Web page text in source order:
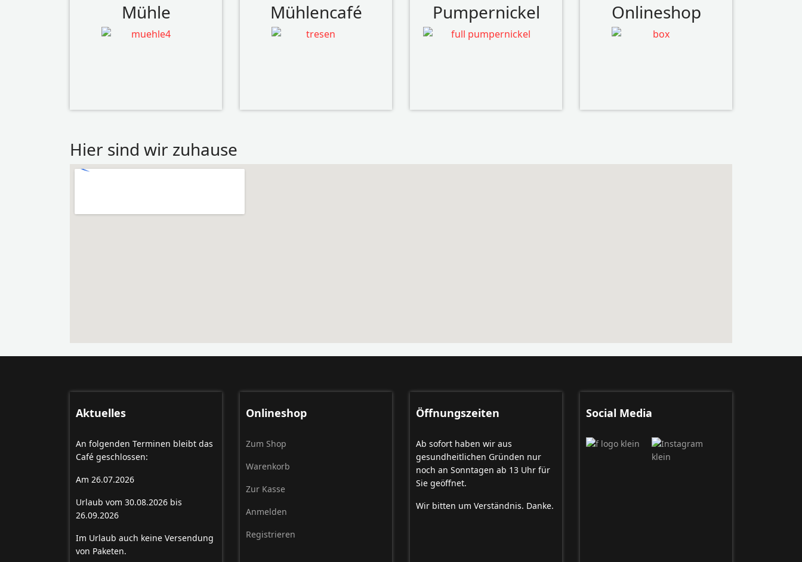
Mühle Mühlencafé Pumpernickel Onlineshop
Hier sind wir zuhause
Aktuelles
An folgenden Terminen bleibt das
Café geschlossen:
Am 26.07.2026
Urlaub vom 30.08.2026 bis
26.09.2026
Im Urlaub auch keine Versendung
von Paketen.
Onlineshop
Zum Shop
Warenkorb
Zur Kasse
Anmelden
Registrieren
Öffnungszeiten
Ab sofort haben wir aus
gesundheitlichen Gründen nur
noch an Sonntagen ab 13 Uhr für
Sie geöffnet.
Wir bitten um Verständnis. Danke.
Social Media